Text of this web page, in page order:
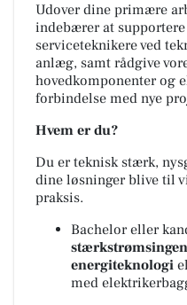
Udover dine primære
indebærer at
serviceteknikere ved
anlæg, samt rådgive
hovedkomponenter og
forbindelse med nye
Hvem er du?
Du er teknisk stærk,
dine løsninger blive til
praksis.
Bachelor eller
energiteknologi
med